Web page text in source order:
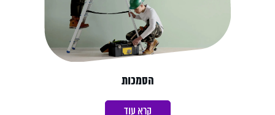
הסמכות
קרא עוד